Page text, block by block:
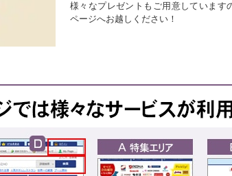
様々なプレゼントもご用意しています
ページへお越しください！